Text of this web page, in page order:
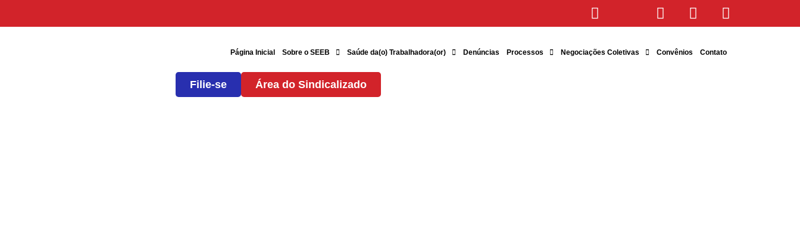
Página Inicial Sobre o SEEB Saúde da(o) Trabalhadora(or) Denúncias Processos Negociações Coletivas Convênios Contato
Filie-se Área do Sindicalizado